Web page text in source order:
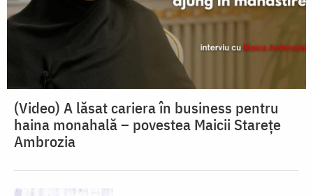
(Video) A lăsat cariera în business pentru
haina monahală – povestea Maicii Starețe
Ambrozia